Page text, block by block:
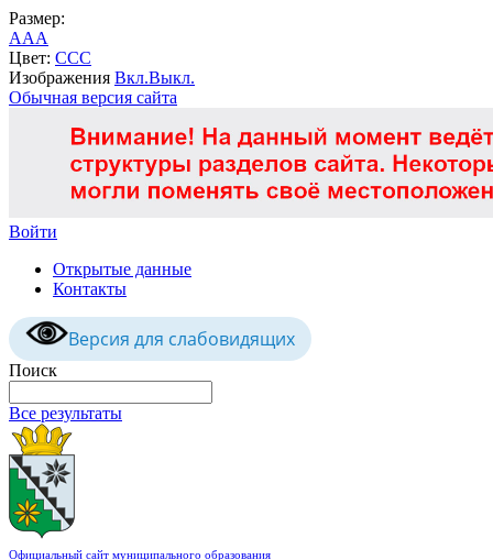
Размер:
AAA
Цвет: CCC
Изображения Вкл.Выкл.
Обычная версия сайта
Войти
Открытые данные
Контакты
Версия для слабовидящих
Поиск
Все результаты
Официальный сайт муниципального образования